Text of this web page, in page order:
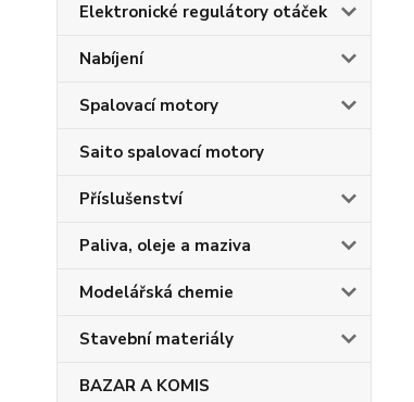
Elektronické regulátory otáček
Nabíjení
Spalovací motory
Saito spalovací motory
Příslušenství
Paliva, oleje a maziva
Modelářská chemie
Stavební materiály
BAZAR A KOMIS